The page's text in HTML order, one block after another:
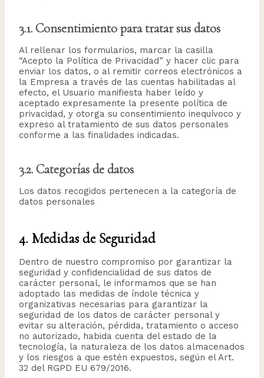
3.1. Consentimiento para tratar sus datos
Al rellenar los formularios, marcar la casilla
“Acepto la Política de Privacidad” y hacer clic para
enviar los datos, o al remitir correos electrónicos a
la Empresa a través de las cuentas habilitadas al
efecto, el Usuario manifiesta haber leído y
aceptado expresamente la presente política de
privacidad, y otorga su consentimiento inequívoco y
expreso al tratamiento de sus datos personales
conforme a las finalidades indicadas.
3.2. Categorías de datos
Los datos recogidos pertenecen a la categoría de
datos personales
4. Medidas de Seguridad
Dentro de nuestro compromiso por garantizar la
seguridad y confidencialidad de sus datos de
carácter personal, le informamos que se han
adoptado las medidas de índole técnica y
organizativas necesarias para garantizar la
seguridad de los datos de carácter personal y
evitar su alteración, pérdida, tratamiento o acceso
no autorizado, habida cuenta del estado de la
tecnología, la naturaleza de los datos almacenados
y los riesgos a que estén expuestos, según el Art.
32 del RGPD EU 679/2016.